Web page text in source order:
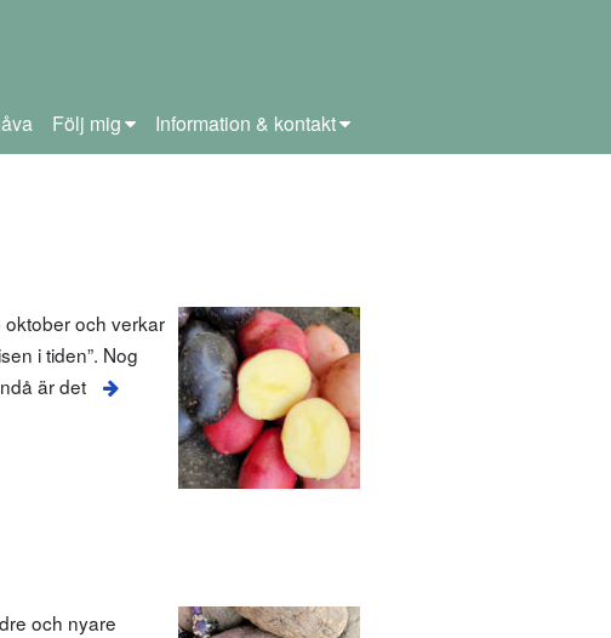
Följ mig Information & kontakt
och verkar
i tiden”. Nog
är det
och nyare